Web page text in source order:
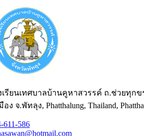
เรียนเทศบาลบ้านคูหาสวรรค์ ถ.ช่วยทุก
อง จ.พัทลุง, Phatthalung, Thailand,
611-586